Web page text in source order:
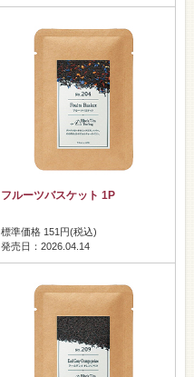
フルーツバスケット 1P
標準価格 151円(税込)
発売日：2026.04.14